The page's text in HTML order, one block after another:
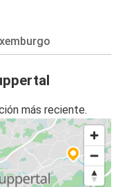
más reciente.